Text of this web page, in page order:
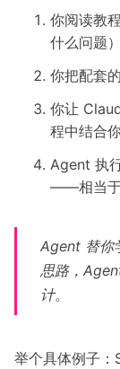
你阅读教
什么问题）
你把配套
你让
程中结合
Agent 执
——相当
Agent 替你
思路，
计。
举个具体例子：